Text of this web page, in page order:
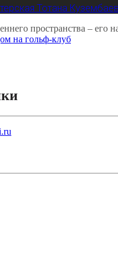
Тотана
пространства – его
на гольф-клуб